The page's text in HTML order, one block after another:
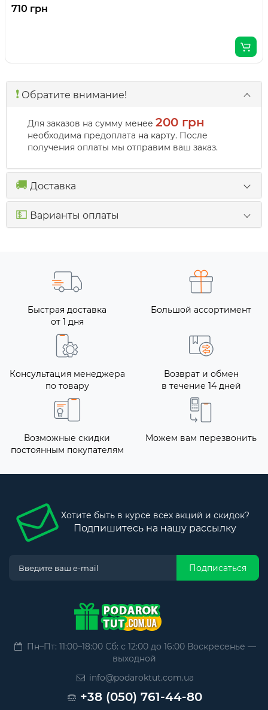
710 грн
❗️ Обратите внимание!
Для заказов на сумму менее 200 грн
необходима предоплата на карту. После
получения оплаты мы отправим ваш заказ.
🚚 Доставка
💵 Варианты оплаты
Быстрая доставка
от 1 дня
Большой ассортимент
Консультация менеджера
по товару
Возврат и обмен
в течение 14 дней
Возможные скидки
постоянным покупателям
Можем вам перезвонить
Хотите быть в курсе всех акций и скидок?
Подпишитесь на нашу рассылку
Подписаться
Пн–Пт: 11:00–18:00 Сб: с 12:00 до 16:00 Воскресенье —
выходной
info@podaroktut.com.ua
+38 (050) 761-44-80